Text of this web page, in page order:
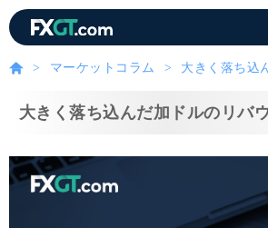
マーケットコラム 大きく落ち込
大きく落ち込んだ加ドルのリバ